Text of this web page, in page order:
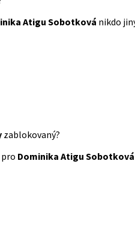
Atigu Sobotková nikdo
zablokovaný?
Dominika Atigu Sobotková